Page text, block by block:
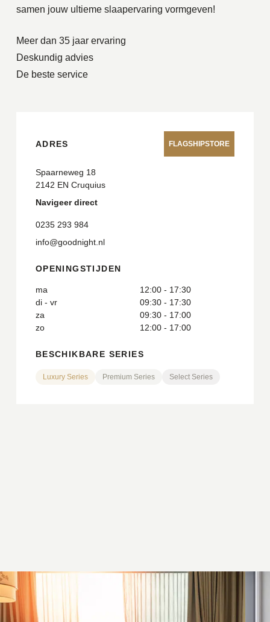
samen jouw ultieme slaapervaring vormgeven!
Meer dan 35 jaar ervaring
Deskundig advies
De beste service
ADRES FLAGSHIPSTORE
Spaarneweg 18
2142 EN Cruquius
Navigeer direct
0235 293 984
info@goodnight.nl
OPENINGSTIJDEN
ma
12:00 - 17:30
di - vr
09:30 - 17:30
za
09:30 - 17:00
zo
12:00 - 17:00
BESCHIKBARE SERIES
Luxury Series Premium Series Select Series